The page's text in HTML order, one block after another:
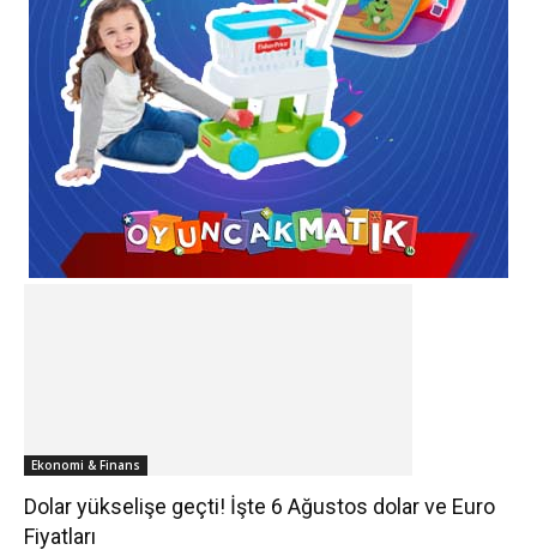
Ekonomi & Finans
Dolar yükselişe geçti! İşte 6 Ağustos dolar ve Euro
Fiyatları